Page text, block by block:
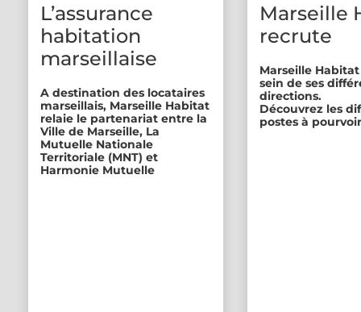
L’assurance
habitation
marseillaise
A destination des locataires
marseillais, Marseille Habitat
relaie le partenariat entre la
Ville de Marseille, La
Mutuelle Nationale
Territoriale (MNT) et
Harmonie Mutuelle
Marseille
recrute
Marseille
sein de ses
directions.
Découvrez les
postes à